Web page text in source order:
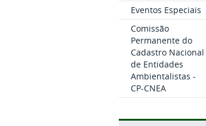
Eventos Especiais
Comissão
Permanente do
Cadastro Nacional
de Entidades
Ambientalistas -
CP-CNEA